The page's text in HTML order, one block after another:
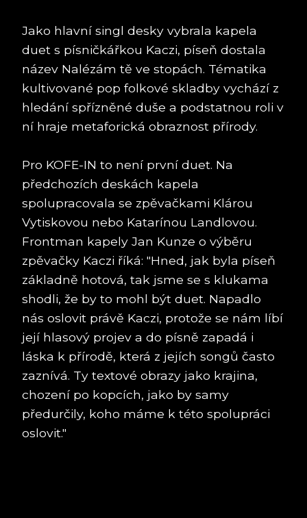
Jako hlavní singl desky vybrala kapela
duet s písničkářkou Kaczi, píseň dostala
název Nalézám tě ve stopách. Tématika
kultivované pop folkové skladby vychází z
hledání spřízněné duše a podstatnou roli v
ní hraje metaforická obraznost přírody.
Pro KOFE-IN to není první duet. Na
předchozích deskách kapela
spolupracovala se zpěvačkami Klárou
Vytiskovou nebo Katarínou Landlovou.
Frontman kapely Jan Kunze o výběru
zpěvačky Kaczi říká: "Hned, jak byla píseň
základně hotová, tak jsme se s klukama
shodli, že by to mohl být duet. Napadlo
nás oslovit právě Kaczi, protože se nám líbí
její hlasový projev a do písně zapadá i
láska k přírodě, která z jejích songů často
zaznívá. Ty textové obrazy jako krajina,
chození po kopcích, jako by samy
předurčily, koho máme k této spolupráci
oslovit."